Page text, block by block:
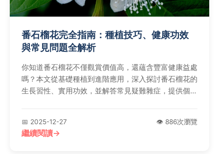
番石榴花完全指南：種植技巧、健康功效
與常見問題全解析
你知道番石榴花不僅觀賞價值高，還蘊含豐富健康益處
嗎？本文從基礎種植到進階應用，深入探討番石榴花的
生長習性、實用功效，並解答常見疑難雜症，提供個人
📅 2025-12-27 👁️ 886次瀏覽
繼續閱讀